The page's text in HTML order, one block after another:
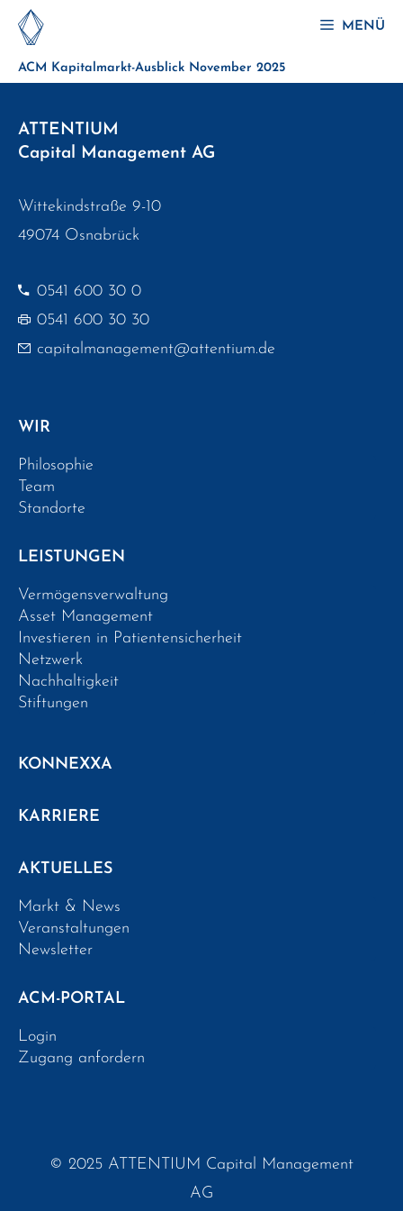
Zum
Inhalt
springen
MENÜ
ACM Kapitalmarkt-Ausblick November 2025
ATTENTIUM
Capital Management AG
Wittekindstraße 9-10
49074 Osnabrück
0541 600 30 0
0541 600 30 30
capitalmanagement@attentium.de
WIR
Philosophie
Team
Standorte
LEISTUNGEN
Vermögensverwaltung
Asset Management
Investieren in Patientensicherheit
Netzwerk
Nachhaltigkeit
Stiftungen
KONNEXXA
KARRIERE
AKTUELLES
Markt & News
Veranstaltungen
Newsletter
ACM-PORTAL
Login
Zugang anfordern
© 2025 ATTENTIUM Capital Management
AG